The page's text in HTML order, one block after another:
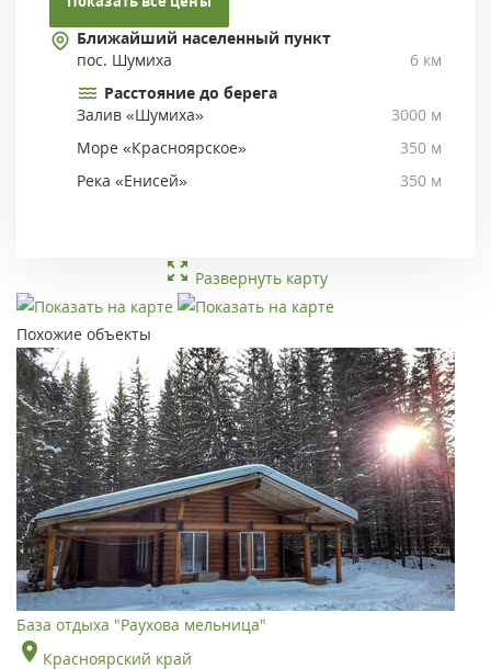
Ближайший населенный пункт
пос. Шумиха
6 км
Расстояние до берега
Залив «Шумиха»
3000 м
Море «Красноярское»
350 м
Река «Енисей»
350 м
Развернуть карту
Похожие объекты
База отдыха "Раухова мельница"
Красноярский край